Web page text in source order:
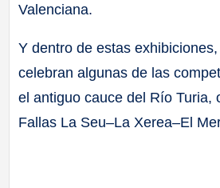
Valenciana.
Y dentro de estas
celebran algunas de las
el antiguo cauce del Río Turia,
Fallas La Seu–La Xerea–El